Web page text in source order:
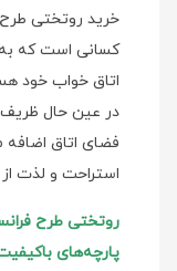
خرید روتختی طرح
کسانی است که به
اتاق خواب خود
در عین حال
فضای اتاق اضافه
استراحت و لذت
روتختی طرح
پارچه‌های